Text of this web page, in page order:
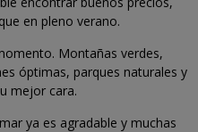
en pleno verano.
Montañas verdes,
óptimas, parques naturales y
mejor cara.
ya es agradable y muchas